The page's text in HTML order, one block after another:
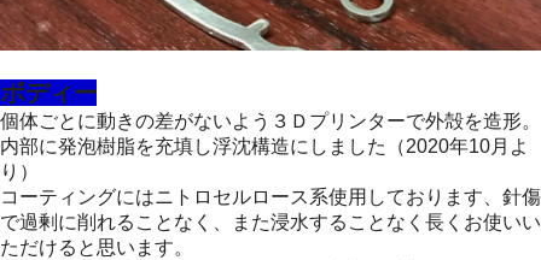
ボディー
個体ごとに動きの差がないよう３Ｄプリンターで外殻を造形。
内部に発泡樹脂を充填し浮沈構造にしました（2020年10月よ
り）
コーティングにはニトロセルロース系使用しております、針傷
で過剰に削れることなく、また浸水することなく長くお使いい
ただけると思います。